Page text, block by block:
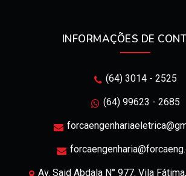
INFORMAÇÕES DE
(64) 3014 - 2525
(64) 99623 - 2685
Av. Said Abdala N° 977. Vila